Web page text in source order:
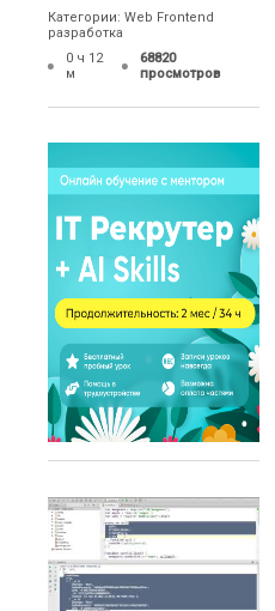
Категории: Web Frontend
разработка
0 ч 12
м
68820
просмотров